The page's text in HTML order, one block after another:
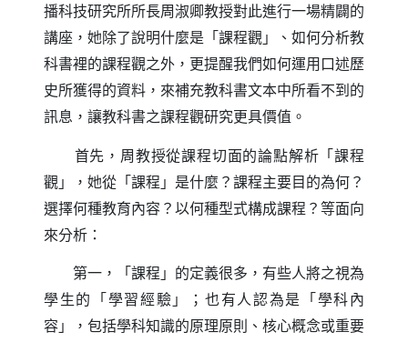
播科技研究所所長周淑卿教授對此進行一場精闢的
講座，她除了說明什麼是「課程觀」、如何分析教
科書裡的課程觀之外，更提醒我們如何運用口述歷
史所獲得的資料，來補充教科書文本中所看不到的
訊息，讓教科書之課程觀研究更具價值。
首先，周教授從課程切面的論點解析「課程
觀」，她從「課程」是什麼？課程主要目的為何？
選擇何種教育內容？以何種型式構成課程？等面向
來分析：
第一，「課程」的定義很多，有些人將之視為
學生的「學習經驗」；也有人認為是「學科內
容」，包括學科知識的原理原則、核心概念或重要